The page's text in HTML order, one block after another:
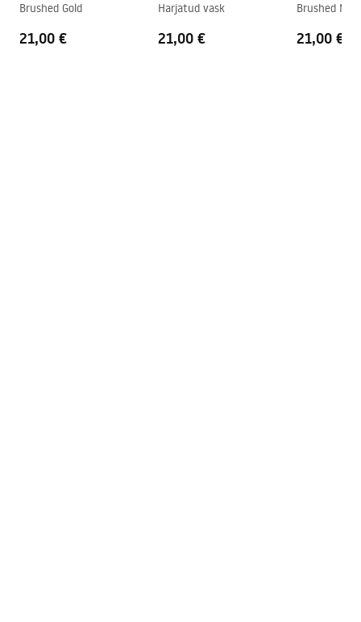
Brushed Gold
21,00 €
Harjatud vask
21,00 €
Brushed
21,00 €